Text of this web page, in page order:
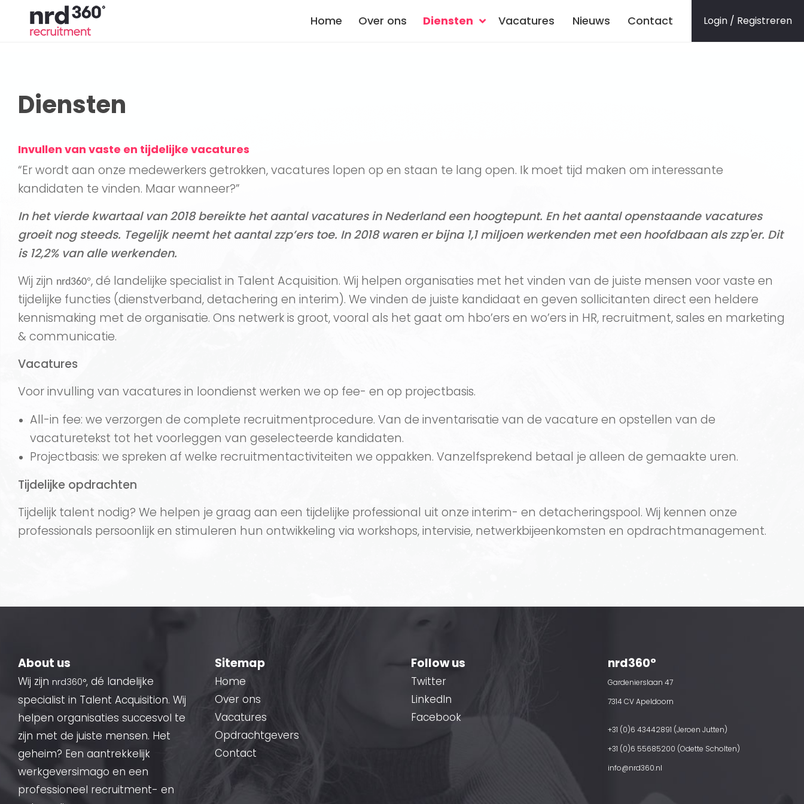
Home Over ons Diensten Vacatures Nieuws Contact Login / Registreren
Diensten
Invullen van vaste en tijdelijke vacatures
“Er wordt aan onze medewerkers getrokken, vacatures lopen op en staan te lang open. Ik moet tijd maken om interessante
kandidaten te vinden. Maar wanneer?”
In het vierde kwartaal van 2018 bereikte het aantal vacatures in Nederland een hoogtepunt. En het aantal openstaande vacatures
groeit nog steeds. Tegelijk neemt het aantal zzp’ers toe. In 2018 waren er bijna 1,1 miljoen werkenden met een hoofdbaan als zzp'er. Dit
is 12,2% van alle werkenden.
Wij zijn nrd360°, dé landelijke specialist in Talent Acquisition. Wij helpen organisaties met het vinden van de juiste mensen voor vaste en
tijdelijke functies (dienstverband, detachering en interim). We vinden de juiste kandidaat en geven sollicitanten direct een heldere
kennismaking met de organisatie. Ons netwerk is groot, vooral als het gaat om hbo’ers en wo’ers in HR, recruitment, sales en marketing
& communicatie.
Vacatures
Voor invulling van vacatures in loondienst werken we op fee- en op projectbasis.
All-in fee: we verzorgen de complete recruitmentprocedure. Van de inventarisatie van de vacature en opstellen van de
vacaturetekst tot het voorleggen van geselecteerde kandidaten.
Projectbasis: we spreken af welke recruitmentactiviteiten we oppakken. Vanzelfsprekend betaal je alleen de gemaakte uren.
Tijdelijke opdrachten
Tijdelijk talent nodig? We helpen je graag aan een tijdelijke professional uit onze interim- en detacheringspool. Wij kennen onze
professionals persoonlijk en stimuleren hun ontwikkeling via workshops, intervisie, netwerkbijeenkomsten en opdrachtmanagement.
About us
Wij zijn nrd360°, dé landelijke
specialist in Talent Acquisition. Wij
helpen organisaties succesvol te
zijn met de juiste mensen. Het
geheim? Een aantrekkelijk
werkgeversimago en een
professioneel recruitment- en
Sitemap
Home
Over ons
Vacatures
Opdrachtgevers
Contact
Follow us
Twitter
LinkedIn
Facebook
nrd360°
Gardenierslaan 47
7314 CV Apeldoorn
+31 (0)6 43442891 (Jeroen Jutten)
+31 (0)6 55685200 (Odette Scholten)
info@nrd360.nl